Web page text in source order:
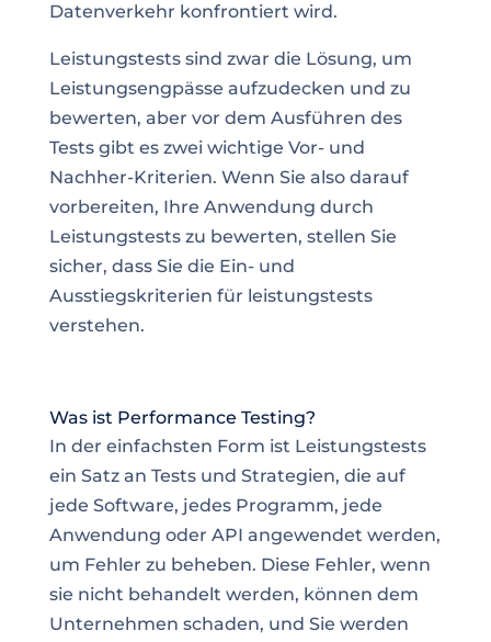
Datenverkehr konfrontiert wird.
Leistungstests sind zwar die Lösung, um
Leistungsengpässe aufzudecken und zu
bewerten, aber vor dem Ausführen des
Tests gibt es zwei wichtige Vor- und
Nachher-Kriterien. Wenn Sie also darauf
vorbereiten, Ihre Anwendung durch
Leistungstests zu bewerten, stellen Sie
sicher, dass Sie die Ein- und
Ausstiegskriterien für leistungstests
verstehen.
Was ist Performance Testing?
In der einfachsten Form ist Leistungstests
ein Satz an Tests und Strategien, die auf
jede Software, jedes Programm, jede
Anwendung oder API angewendet werden,
um Fehler zu beheben. Diese Fehler, wenn
sie nicht behandelt werden, können dem
Unternehmen schaden, und Sie werden